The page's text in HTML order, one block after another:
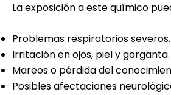
La exposición a este químico
Problemas respiratorios severos.
Irritación en ojos, piel y garganta.
Mareos o pérdida del
Posibles afectaciones